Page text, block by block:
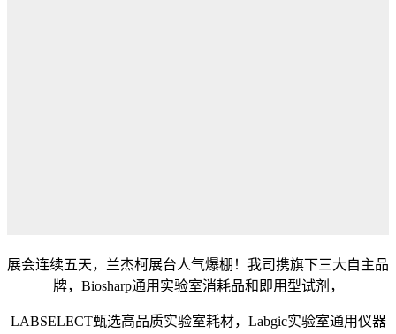
展会连续五天，兰杰柯展台人气爆棚！我司携旗下三大自主品
牌，Biosharp通用实验室消耗品和即用型试剂，
LABSELECT甄选高品质实验室耗材，Labgic实验室通用仪器